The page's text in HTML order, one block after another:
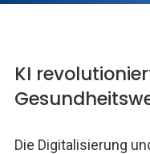
KI
Die Digitalisierung